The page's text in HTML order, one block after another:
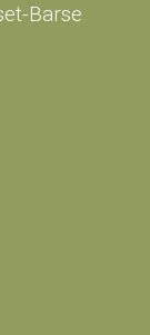
Barse